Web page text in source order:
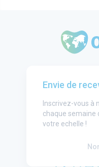
Envie de
Inscrivez-vous à
chaque semaine
votre echelle !